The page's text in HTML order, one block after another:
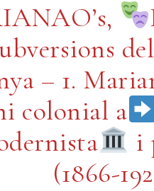
– 1.
colonial a
i
(1866-